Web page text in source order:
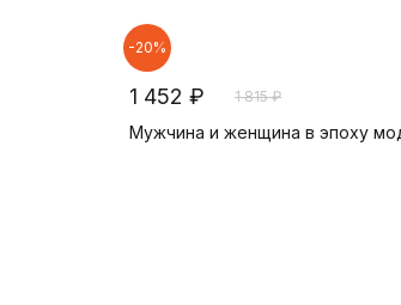
-20%
1 452 ₽ 1 815 ₽
Мужчина и женщина в эпоху